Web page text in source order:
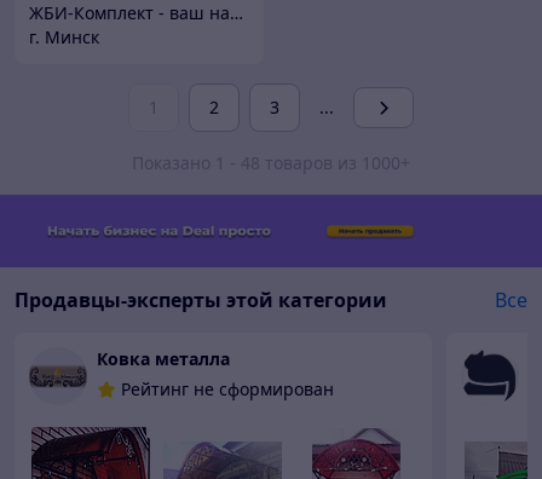
ЖБИ-Комплект - ваш надежный поставщик железобетонных изделий
г. Минск
1 2 3 ...
Показано 1 - 48 товаров из 1000+
Продавцы-эксперты этой категории Все
Ковка металла
Рейтинг не сформирован